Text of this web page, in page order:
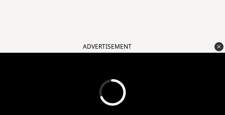
ADVERTISEMENT